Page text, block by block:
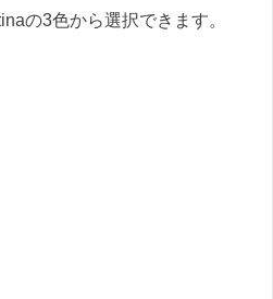
3色から選択できます。